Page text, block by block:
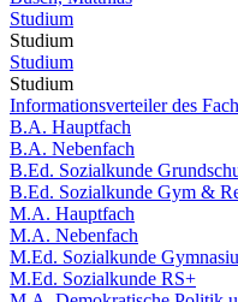
Studium
Studium
Studium
Studium
Informationsverteiler des
B.A. Hauptfach
B.A. Nebenfach
B.Ed. Sozialkunde
B.Ed. Sozialkunde Gym &
M.A. Hauptfach
M.A. Nebenfach
M.Ed. Sozialkunde
M.Ed. Sozialkunde RS+